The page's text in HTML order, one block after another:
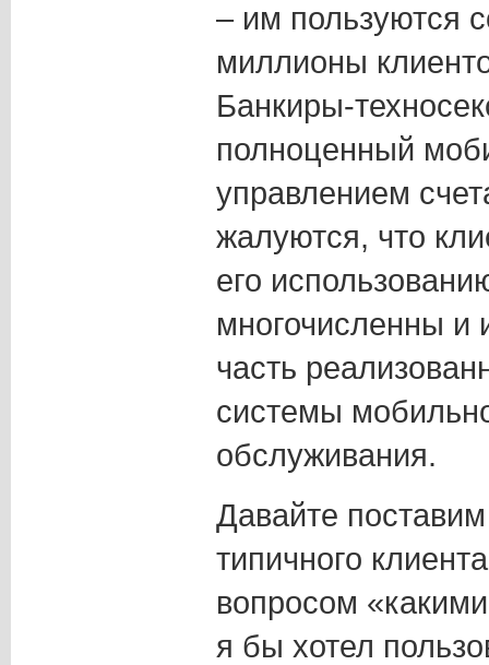
– им пользуются
миллионы
Банкиры-
полноценный
управлением
жалуются, что
его
многочисленны
часть
системы
обслуживания.
Давайте
типичного
вопросом
я бы хотел